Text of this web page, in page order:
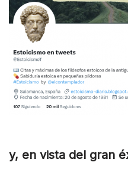
y, en vista del gran